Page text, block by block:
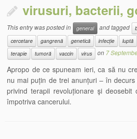
virusuri, bacterii,
This entry was posted in general and tagged
cercetare
gangrenă genetică infecție luptă
terapie
tumoră vaccin virus on 7
Apropo de ce spuneam ieri, ca să nu
nu mai puțin de trei anunțuri – în
privind terapii revoluționare şi
împotriva cancerului.